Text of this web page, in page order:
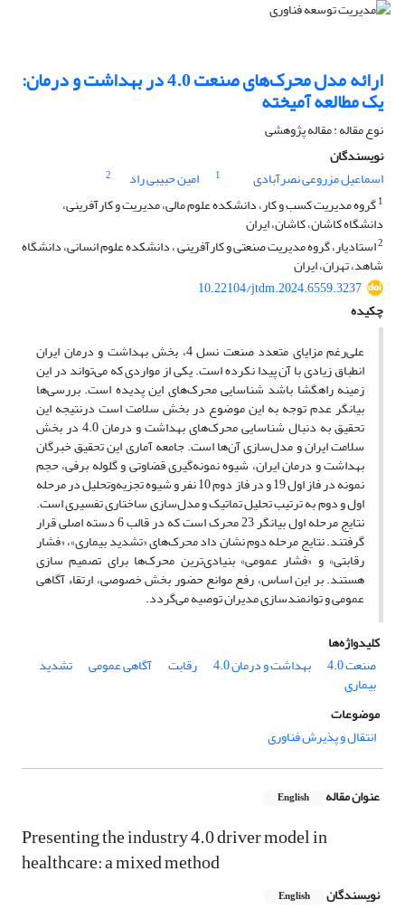
ارائه مدل محرک‌های صنعت 4.0 در بهداشت و درمان:
یک مطالعه آمیخته
نوع مقاله : مقاله پژوهشی
نویسندگان
اسماعیل مزروعی نصرآبادی
1 امین حبیبی راد
2
1گروه مدیریت کسب و کار، دانشکده علوم مالی، مدیریت و کارآفرینی،
دانشگاه کاشان، کاشان، ایران
2استادیار، گروه مدیریت صنعتی و کارآفرینی ، دانشکده علوم انسانی، دانشگاه
شاهد، تهران، ایران
10.22104/jtdm.2024.6559.3237
چکیده
علی‌رغم مزایای متعدد صنعت نسل 4، بخش بهداشت و درمان ایران
انطباق زیادی با آن پیدا نکرده است. یکی از مواردی که می‌تواند در این
زمینه راهگشا باشد شناسایی محرک‌های این پدیده است. بررسی‌ها
بیانگر عدم توجه به این موضوع در بخش سلامت است درنتیجه ‌این
تحقیق به دنبال شناسایی محرک‌های بهداشت و درمان 4.0 در بخش
سلامت ایران و مدل‌سازی آن‌ها است. جامعه آماری این تحقیق خبرگان
بهداشت و درمان ایران، شیوه نمونه‌گیری قضاوتی و گلوله برفی، حجم
نمونه در فاز اول 19 و در فاز دوم 10 نفر و شیوه تجزیه‌وتحلیل در مرحله
اول و دوم به ترتیب تحلیل تماتیک و مدل‌سازی ساختاری تفسیری است.
نتایج مرحله اول بیانگر 23 محرک است که در قالب 6 دسته اصلی قرار
گرفتند. نتایج مرحله دوم نشان داد محرک‌های «تشدید بیماری»، «فشار
رقابتی» و «فشار عمومی» بنیادی‌ترین محرک‌ها برای تصمیم سازی
هستند. بر این اساس، رفع موانع حضور بخش خصوصی، ارتقاء آگاهی
عمومی و توانمندسازی مدیران توصیه می‌گردد.
کلیدواژه‌ها
صنعت 4.0
بهداشت و درمان 4.0 رقابت آگاهی عمومی تشدید
بیماری
موضوعات
انتقال و پذیرش فناوری
عنوان مقاله English
Presenting the industry 4.0 driver model in
healthcare: a mixed method
نویسندگان English